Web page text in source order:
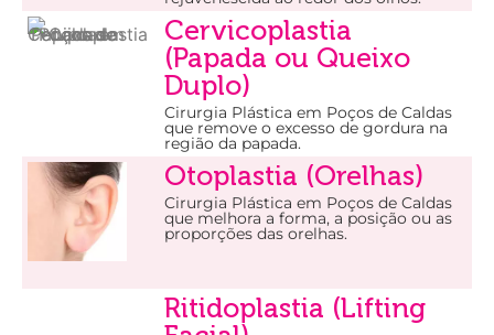
Cervicoplastia
(Papada ou Queixo
Duplo)
Cirurgia Plástica em Poços de Caldas
que remove o excesso de gordura na
região da papada.
Otoplastia (Orelhas)
Cirurgia Plástica em Poços de Caldas
que melhora a forma, a posição ou as
proporções das orelhas.
Ritidoplastia (Lifting